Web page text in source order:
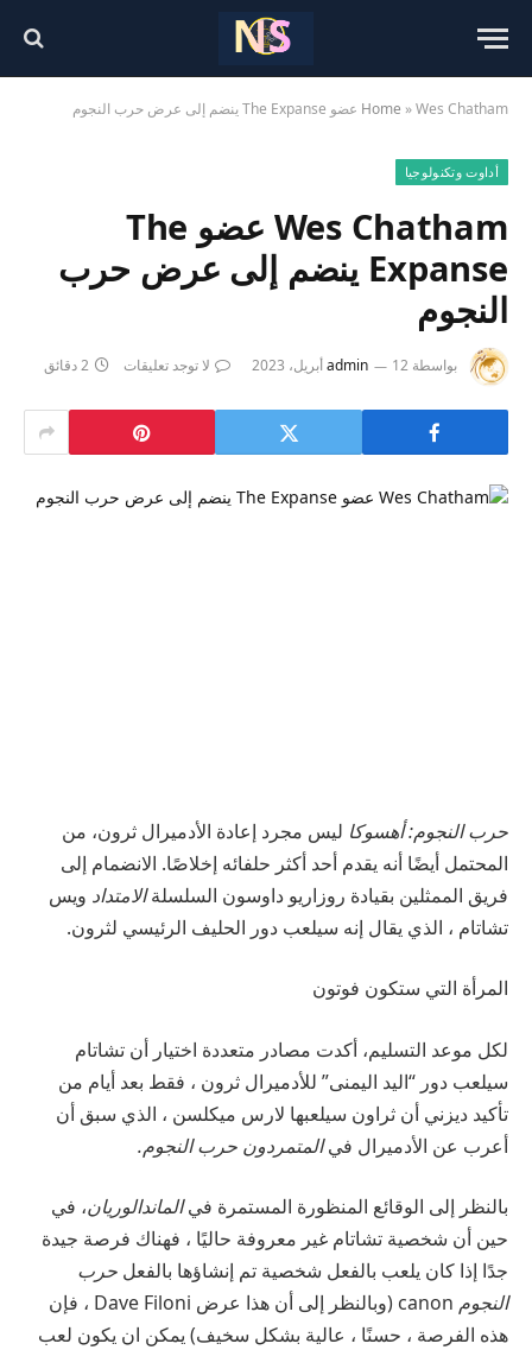
Home »Wes Chatham عضو The Expanse ينضم إلى عرض حرب النجوم
أداوت وتكنولوجيا
Wes Chatham عضو The
Expanse ينضم إلى عرض حرب
النجوم
بواسطة admin 12 أبريل، 2023 لا توجد تعليقات 2 دقائق
حرب النجوم: أهسوكا ليس مجرد إعادة الأدميرال ثرون، من
المحتمل أيضًا أنه يقدم أحد أكثر حلفائه إخلاصًا. الانضمام إلى
فريق الممثلين بقيادة روزاريو داوسون السلسلةالامتداد ويس
تشاتام ، الذي يقال إنه سيلعب دور الحليف الرئيسي لثرون.
المرأة التي ستكون فوتون
لكل موعد التسليم، أكدت مصادر متعددة اختيار أن تشاتام
سيلعب دور “اليد اليمنى” للأدميرال ثرون ، فقط بعد أيام من
تأكيد ديزني أن ثراون سيلعبها لارس ميكلسن ، الذي سبق أن
أعرب عن الأدميرال فيالمتمردون حرب النجوم.
بالنظر إلى الوقائع المنظورة المستمرة فيالماندالوريان، في
حين أن شخصية تشاتام غير معروفة حاليًا ، فهناك فرصة جيدة
جدًا إذا كان يلعب بالفعل شخصية تم إنشاؤها بالفعل حرب
النجوم
canon (وبالنظر إلى أن هذا عرض Dave Filoni ، فإن
هذه الفرصة ، حسنًا ، عالية بشكل سخيف) يمكن ان يكون لعب